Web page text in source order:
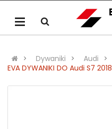
Dywaniki
Audi
EVA DYWANIKІ DO Audi S7